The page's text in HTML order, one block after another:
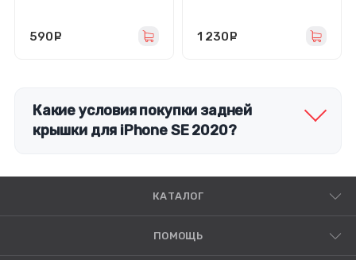
590 1 230
Какие условия покупки задней
крышки для iPhone SE 2020?
КАТАЛОГ
ПОМОЩЬ